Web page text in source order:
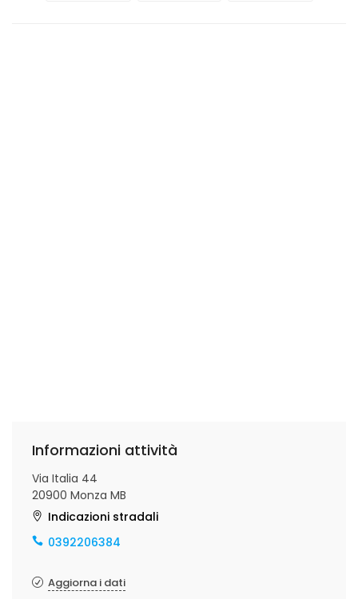
Informazioni attività
Via Italia 44
20900 Monza MB
Indicazioni stradali
0392206384
Aggiorna i dati